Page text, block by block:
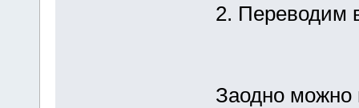
2. Переводим
Заодно можно